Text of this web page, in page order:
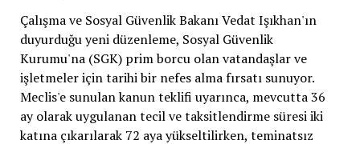
Çalışma ve Sosyal Güvenlik Bakanı Vedat Işıkhan'ın
duyurduğu yeni düzenleme, Sosyal Güvenlik
Kurumu'na (SGK) prim borcu olan vatandaşlar ve
işletmeler için tarihi bir nefes alma fırsatı sunuyor.
Meclis'e sunulan kanun teklifi uyarınca, mevcutta 36
ay olarak uygulanan tecil ve taksitlendirme süresi iki
katına çıkarılarak 72 aya yükseltilirken, teminatsız